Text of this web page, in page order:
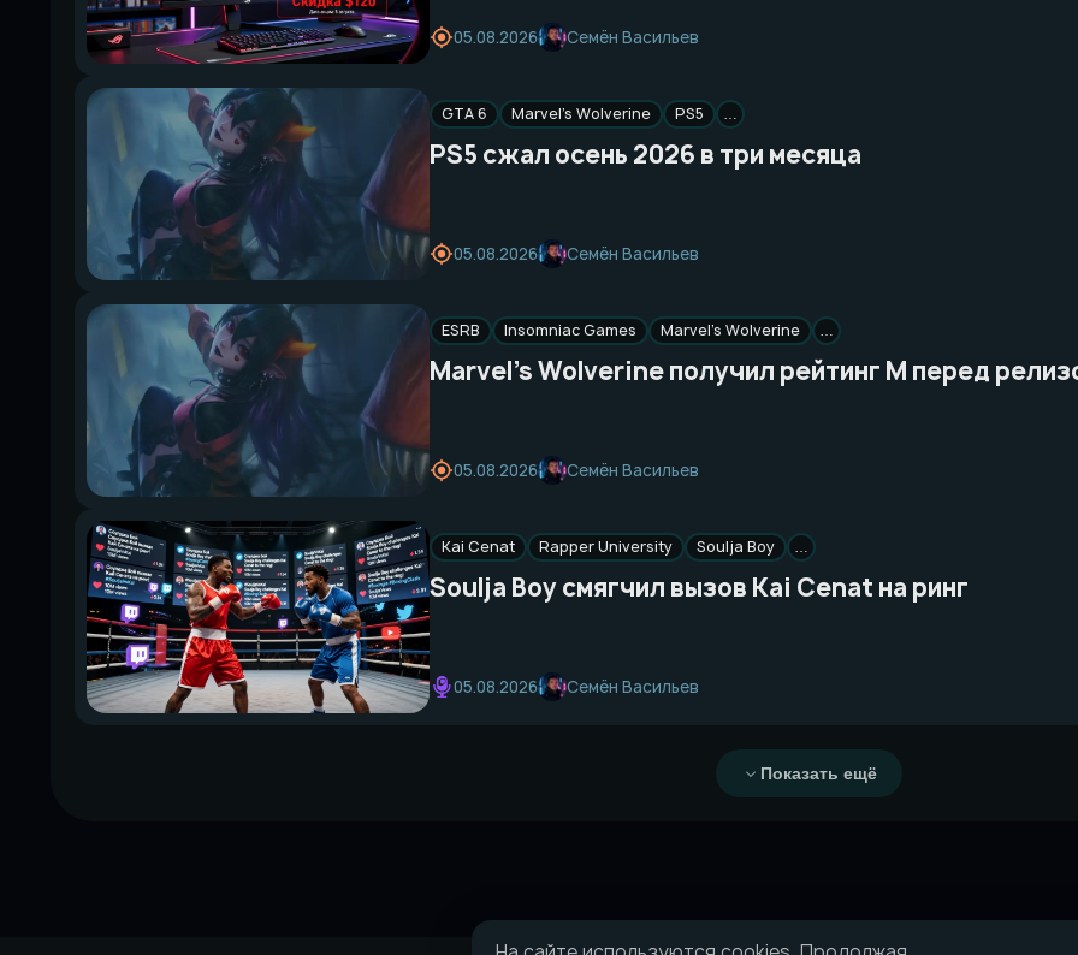
05.08.2026 Семён Васильев
GTA 6 Marvel’s Wolverine PS5 …
PS5 сжал осень 2026 в три месяца
05.08.2026 Семён Васильев
ESRB Insomniac Games Marvel’s Wolverine …
Marvel’s Wolverine получил рейтинг M перед
05.08.2026 Семён Васильев
Kai Cenat Rapper University Soulja Boy …
Soulja Boy смягчил вызов Kai Cenat на ринг
05.08.2026 Семён Васильев
Показать ещё